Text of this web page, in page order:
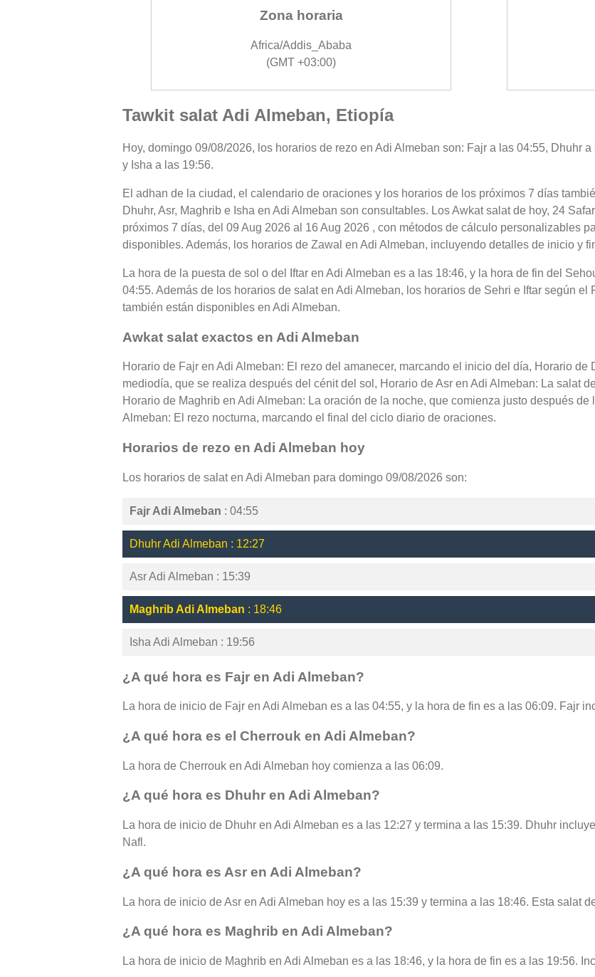
Zona horaria
Africa/Addis_Ababa
(GMT +03:00)
Tawkit salat Adi Almeban, Etiopía
Hoy, domingo 09/08/2026, los horarios de rezo en Adi Almeban son: Fajr a las 04:55, Dhuhr
y Isha a las 19:56.
El adhan de la ciudad, el calendario de oraciones y los horarios de los próximos 7 días
Dhuhr, Asr, Maghrib e Isha en Adi Almeban son consultables. Los Awkat salat de hoy, 24
próximos 7 días, del 09 Aug 2026 al 16 Aug 2026 , con métodos de cálculo personalizables
disponibles. Además, los horarios de Zawal en Adi Almeban, incluyendo detalles de inicio y
La hora de la puesta de sol o del Iftar en Adi Almeban es a las 18:46, y la hora de fin del
04:55. Además de los horarios de salat en Adi Almeban, los horarios de Sehri e Iftar según
también están disponibles en Adi Almeban.
Awkat salat exactos en Adi Almeban
Horario de Fajr en Adi Almeban: El rezo del amanecer, marcando el inicio del día, Horario de
mediodía, que se realiza después del cénit del sol, Horario de Asr en Adi Almeban: La salat
Horario de Maghrib en Adi Almeban: La oración de la noche, que comienza justo después
Almeban: El rezo nocturna, marcando el final del ciclo diario de oraciones.
Horarios de rezo en Adi Almeban hoy
Los horarios de salat en Adi Almeban para domingo 09/08/2026 son:
Fajr Adi Almeban : 04:55
Dhuhr Adi Almeban : 12:27
Asr Adi Almeban : 15:39
Maghrib Adi Almeban : 18:46
Isha Adi Almeban : 19:56
¿A qué hora es Fajr en Adi Almeban?
La hora de inicio de Fajr en Adi Almeban es a las 04:55, y la hora de fin es a las 06:09. Fajr
¿A qué hora es el Cherrouk en Adi Almeban?
La hora de Cherrouk en Adi Almeban hoy comienza a las 06:09.
¿A qué hora es Dhuhr en Adi Almeban?
La hora de inicio de Dhuhr en Adi Almeban es a las 12:27 y termina a las 15:39. Dhuhr
Nafl.
¿A qué hora es Asr en Adi Almeban?
La hora de inicio de Asr en Adi Almeban hoy es a las 15:39 y termina a las 18:46. Esta salat
¿A qué hora es Maghrib en Adi Almeban?
La hora de inicio de Maghrib en Adi Almeban es a las 18:46, y la hora de fin es a las 19:56.